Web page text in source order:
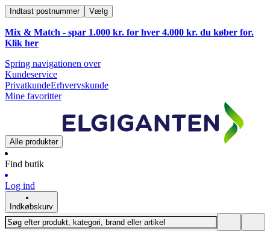
Indtast postnummer Vælg
Mix & Match - spar 1.000 kr. for hver 4.000 kr. du køber for.
Klik her
Spring navigationen over
Kundeservice
PrivatkundeErhvervskunde
Mine favoritter
Alle produkter
Find butik
Log ind
Indkøbskurv